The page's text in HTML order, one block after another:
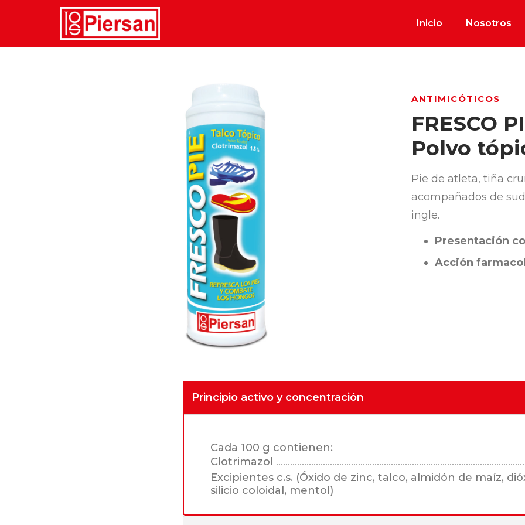
Inicio Nosotros
ANTIMICÓTICOS
FRESCO
Polvo
Pie de atleta, tiña
acompañados de
ingle.
Presentación
Acción
Principio activo y concentración
Cada 100 g contienen:
Clotrimazol
Excipientes c.s. (Óxido de zinc, talco, almidón de maíz,
silicio coloidal, mentol)